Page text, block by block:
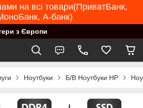
на всі товари(ПриватБанк,
А-банк)
з Європи
Ноутбуки Б/В Ноутбуки HP